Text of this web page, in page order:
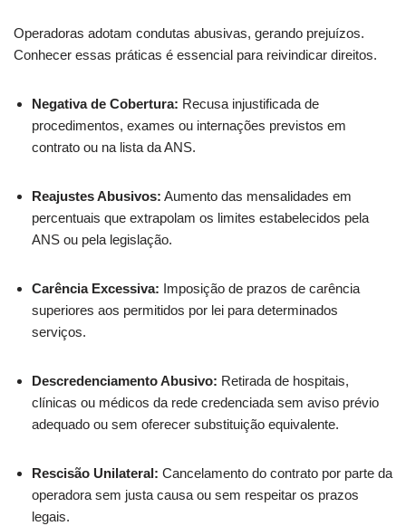
Operadoras adotam condutas abusivas, gerando prejuízos.
Conhecer essas práticas é essencial para reivindicar direitos.
Negativa de Cobertura: Recusa injustificada de
procedimentos, exames ou internações previstos em
contrato ou na lista da ANS.
Reajustes Abusivos: Aumento das mensalidades em
percentuais que extrapolam os limites estabelecidos pela
ANS ou pela legislação.
Carência Excessiva: Imposição de prazos de carência
superiores aos permitidos por lei para determinados
serviços.
Descredenciamento Abusivo: Retirada de hospitais,
clínicas ou médicos da rede credenciada sem aviso prévio
adequado ou sem oferecer substituição equivalente.
Rescisão Unilateral: Cancelamento do contrato por parte da
operadora sem justa causa ou sem respeitar os prazos
legais.